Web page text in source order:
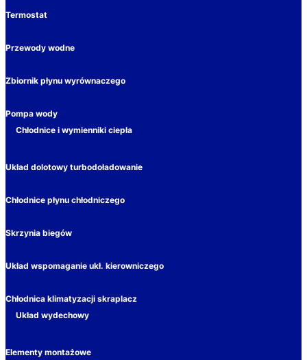
Termostat
Przewody wodne
Zbiornik płynu wyrównaczego
Pompa wody
Chłodnice i wymienniki ciepła
Układ dolotowy turbodoładowanie
Chłodnice płynu chłodniczego
Skrzynia biegów
Układ wspomaganie ukł. kierowniczego
Chłodnica klimatyzacji skraplacz
Układ wydechowy
Elementy montażowe